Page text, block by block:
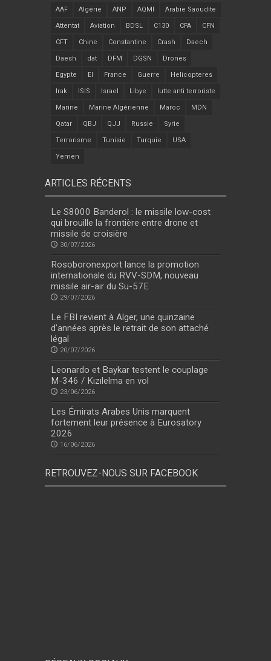
AAF Algérie ANP AQMI Arabie Saoudite
Attentat Aviation BDSL C130 CFA CFN
CFT Chine Constantine Crash Daech
Daesh dat DFM DGSN Drones
Egypte EI France Guerre Helicopteres
Irak ISIS Israel Libye lutte anti terroriste
Marine Marine Algérienne Maroc MDN
Qatar QBJ QJJ Russie Syrie
Terrorisme Tunisie Turquie USA
Yemen
ARTICLES RÉCENTS
Le S8000 Banderol : le missile low-cost
qui brouille la frontière entre drone et
missile de croisière
30/07/2026
Rosoboronexport lance la promotion
internationale du RVV-SDM, nouveau
missile air-air du Su-57E
29/07/2026
Le FBI revient à Alger, une quinzaine
d’années après le retrait de son attaché
légal
20/07/2026
Leonardo et Baykar testent le couplage
M-346 / Kızılelma en vol
23/06/2026
Les Émirats Arabes Unis marquent
fortement leur présence à Eurosatory
2026
16/06/2026
RETROUVEZ-NOUS SUR FACEBOOK